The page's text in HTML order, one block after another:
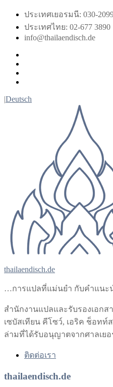
Skip
content
ประเทศเยอรมนี: 030-
ประเทศไทย: 02-677 3890
info@thailaendisch.de
|Deutsch
thailaendisch.de
…การแปลที่แม่นยำ กับคำแนะ
สำนักงานแปลและรับรองเอกส
เซบัสเทียน คีโซว์, เอริค ช็อท
ล่ามที่ได้รับอนุญาตจากศาลเย
ติดต่อเรา
thailaendisch.de